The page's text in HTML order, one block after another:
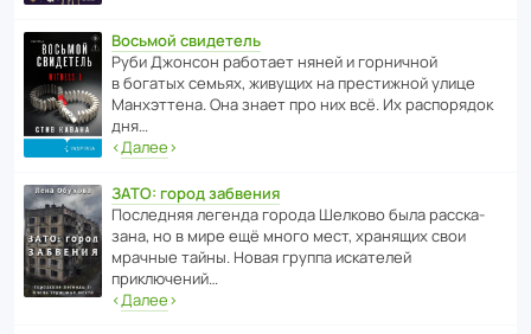
Восьмой свидетель
Руби Джонсон рабо­тает няней и горни­чной
в богатых семьях, живущих на прес­ти­жной улице
Манх­эт­тена. Она знает про них всё. Их распо­рядок
дня…
‹Далее›
ЗАТО: город забвения
После­дняя легенда города Шелково была расска­
зана, но в мире ещё много мест, хранящих свои
мрачные тайны. Новая группа иска­телей
приключений…
‹Далее›